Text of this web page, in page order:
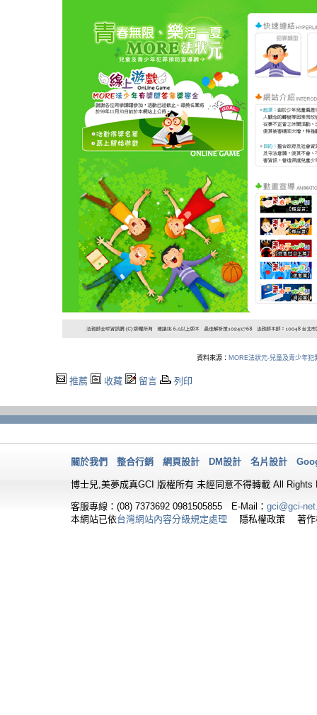
資料來源： MORE法狀元-兒童及青少年犯
推薦 收藏 留言 列印
關於我們 整合行銷 網頁設計 DM設計 名片設計
博士兒,美夢成真GCI 版權所有 未經同意不得轉載 All Rights
客服專線：(08) 7373692 0981505855 E-Mail： gci@gci-
本網站已依台灣網站內容分級規定處理 隱私權政策 著作